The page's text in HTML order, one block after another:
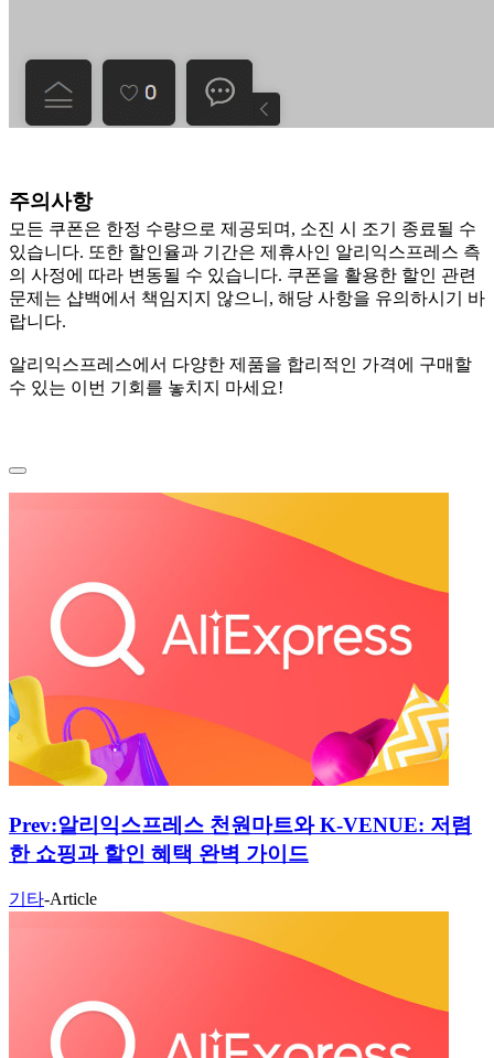
주의사항
모든 쿠폰은 한정 수량으로 제공되며, 소진 시 조기 종료될 수
있습니다. 또한 할인율과 기간은 제휴사인 알리익스프레스 측
의 사정에 따라 변동될 수 있습니다. 쿠폰을 활용한 할인 관련
문제는 샵백에서 책임지지 않으니, 해당 사항을 유의하시기 바
랍니다.
알리익스프레스에서 다양한 제품을 합리적인 가격에 구매할
수 있는 이번 기회를 놓치지 마세요!
Prev:알리익스프레스 천원마트와 K-VENUE: 저렴
한 쇼핑과 할인 혜택 완벽 가이드
기타-Article